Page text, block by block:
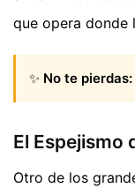
que opera donde
✨ No te pierdas:
El Espejismo
Otro de los